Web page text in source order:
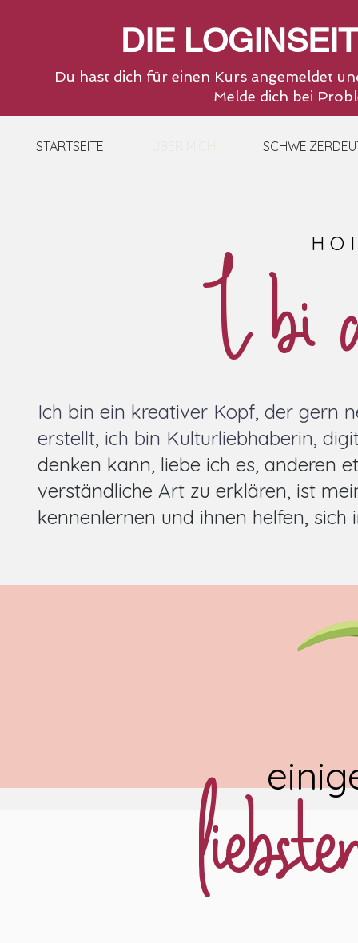
DIE
Du hast dich für einen Kurs angemeldet
Melde dich bei
STARTSEITE
Ich bin ein kreativer Kopf, der gern
erstellt, ich bin Kulturliebhaberin,
denken kann, liebe ich es, anderen
verständliche Art zu erklären, ist
kennenlernen und ihnen helfen, sich
I bi